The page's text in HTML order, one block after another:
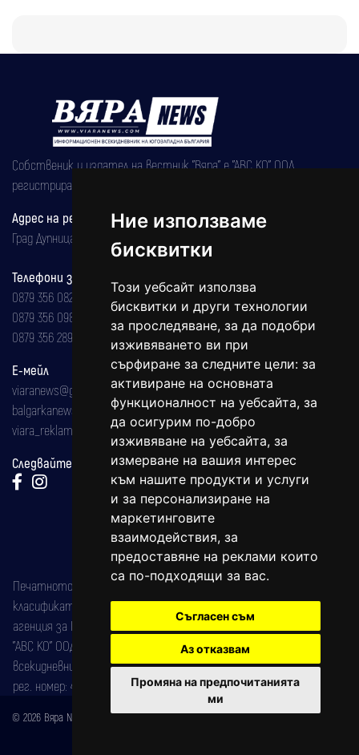
Ние използваме
бисквитки
Този уебсайт използва
бисквитки и други технологии
за проследяване, за да подобри
изживяването ви при
сърфиране за следните цели: за
активиране на основната
функционалност на уебсайта, за
да осигурим по-добро
изживяване на уебсайта, за
измерване на вашия интерес
към нашите продукти и услуги
и за персонализиране на
маркетинговите
взаимодействия, за
предоставяне на реклами които
са по-подходящи за вас.
Съгласен съм
Аз отказвам
Промяна на предпочитанията
ми
Собственик и издател на вестник "Вяра" е "АВС КО" ООД,
регистрирана на 08.05.2002 година.
Адрес на редакцията
Град Дупница, ул.''Христо Ботев" 43
Телефони за реклама и абонаменти
0879 356 082
0879 356 098
0879 356 289
Е-мейл
viaranews@gmail.com
balgarkanews@gmail.com
viara_reklama@mail.bg
Следвайте ни:
Печатното издание на вестника е регистрирано в националния
класификатор на печатните издания (Българска национална
агенция за ISSN) под номер: ISSN 1312-4722.
"АВС КО" ООД е притежател на марката: Вяра информационен
всекидневник на югозападна България, със свидетелство за марка
рег. номер: 47857/11.05.2004 година.
© 2026 Вяра News Всички права запазени!